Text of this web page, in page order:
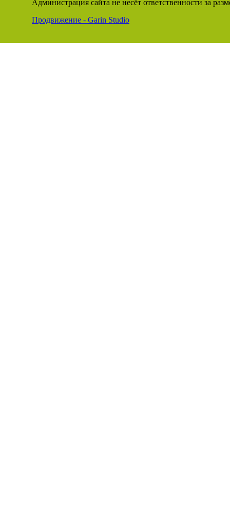
Администрация сайта не несёт ответственности за
Продвижение - Garin Studio